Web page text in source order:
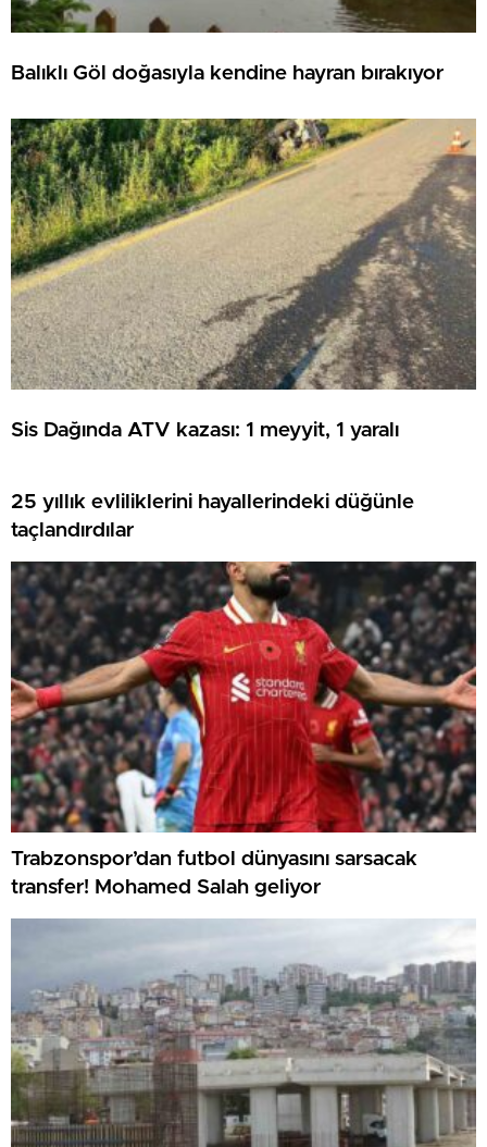
Balıklı Göl doğasıyla kendine hayran bırakıyor
Sis Dağında ATV kazası: 1 meyyit, 1 yaralı
25 yıllık evliliklerini hayallerindeki düğünle
taçlandırdılar
Trabzonspor’dan futbol dünyasını sarsacak
transfer! Mohamed Salah geliyor